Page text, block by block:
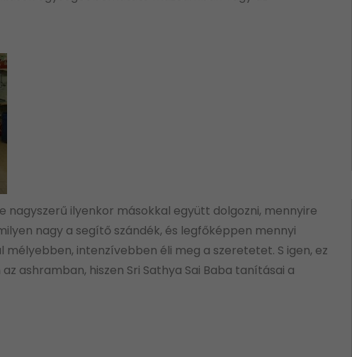
nagyszerű ilyenkor másokkal együtt dolgozni, mennyire
nagy a segítő szándék, és legfőképpen mennyi
intenzívebben éli meg a szeretetet. S igen, ez
ashramban, hiszen Sri Sathya Sai Baba tanításai a